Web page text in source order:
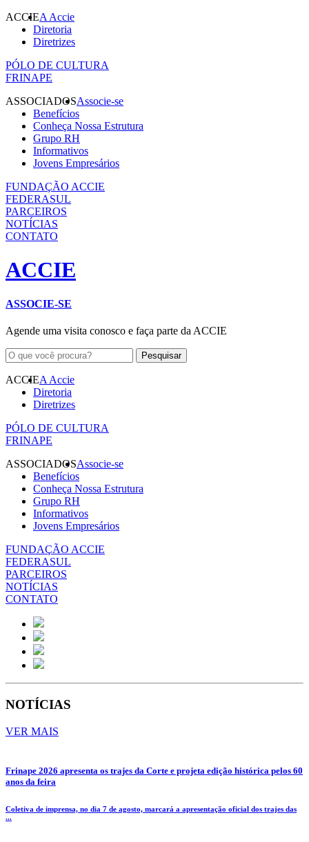
ACCIEA Accie
Diretoria
Diretrizes
PÓLO DE CULTURA
FRINAPE
ASSOCIADOSAssocie-se
Benefícios
Conheça Nossa Estrutura
Grupo RH
Informativos
Jovens Empresários
FUNDAÇÃO ACCIE
FEDERASUL
PARCEIROS
NOTÍCIAS
CONTATO
ACCIE
ASSOCIE-SE
Agende uma visita conosco e faça parte da ACCIE
ACCIEA Accie
Diretoria
Diretrizes
PÓLO DE CULTURA
FRINAPE
ASSOCIADOSAssocie-se
Benefícios
Conheça Nossa Estrutura
Grupo RH
Informativos
Jovens Empresários
FUNDAÇÃO ACCIE
FEDERASUL
PARCEIROS
NOTÍCIAS
CONTATO
NOTÍCIAS
VER MAIS
Frinape 2026 apresenta os trajes da Corte e projeta edição histórica pelos 60
anos da feira
Coletiva de imprensa, no dia 7 de agosto, marcará a apresentação oficial dos trajes das
...